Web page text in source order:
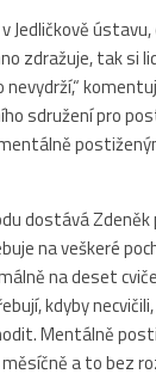
zdražuje, tak si
sdružení pro
dostává
na veškeré
na deset
kdyby
Mentálně
měsíčně a to bez